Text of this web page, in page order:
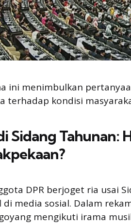
ini menimbulkan
terhadap kondisi
Sidang Tahunan:
DPR berjoget ria usai
di media sosial. Dalam
mengikuti irama